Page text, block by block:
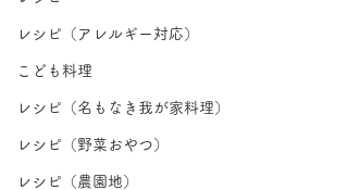
レシピ（アレルギー対応）
こども料理
レシピ（名もなき我が家料理）
レシピ（野菜おやつ）
レシピ（農園地）